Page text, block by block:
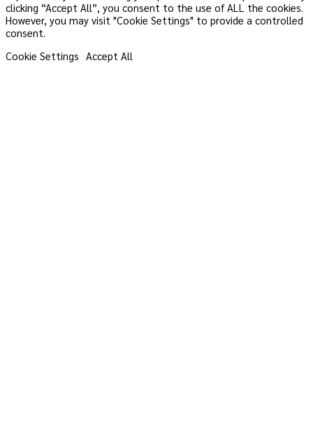
clicking “Accept All”, you consent to the use of ALL the cookies.
However, you may visit "Cookie Settings" to provide a controlled
consent.
Cookie Settings Accept All